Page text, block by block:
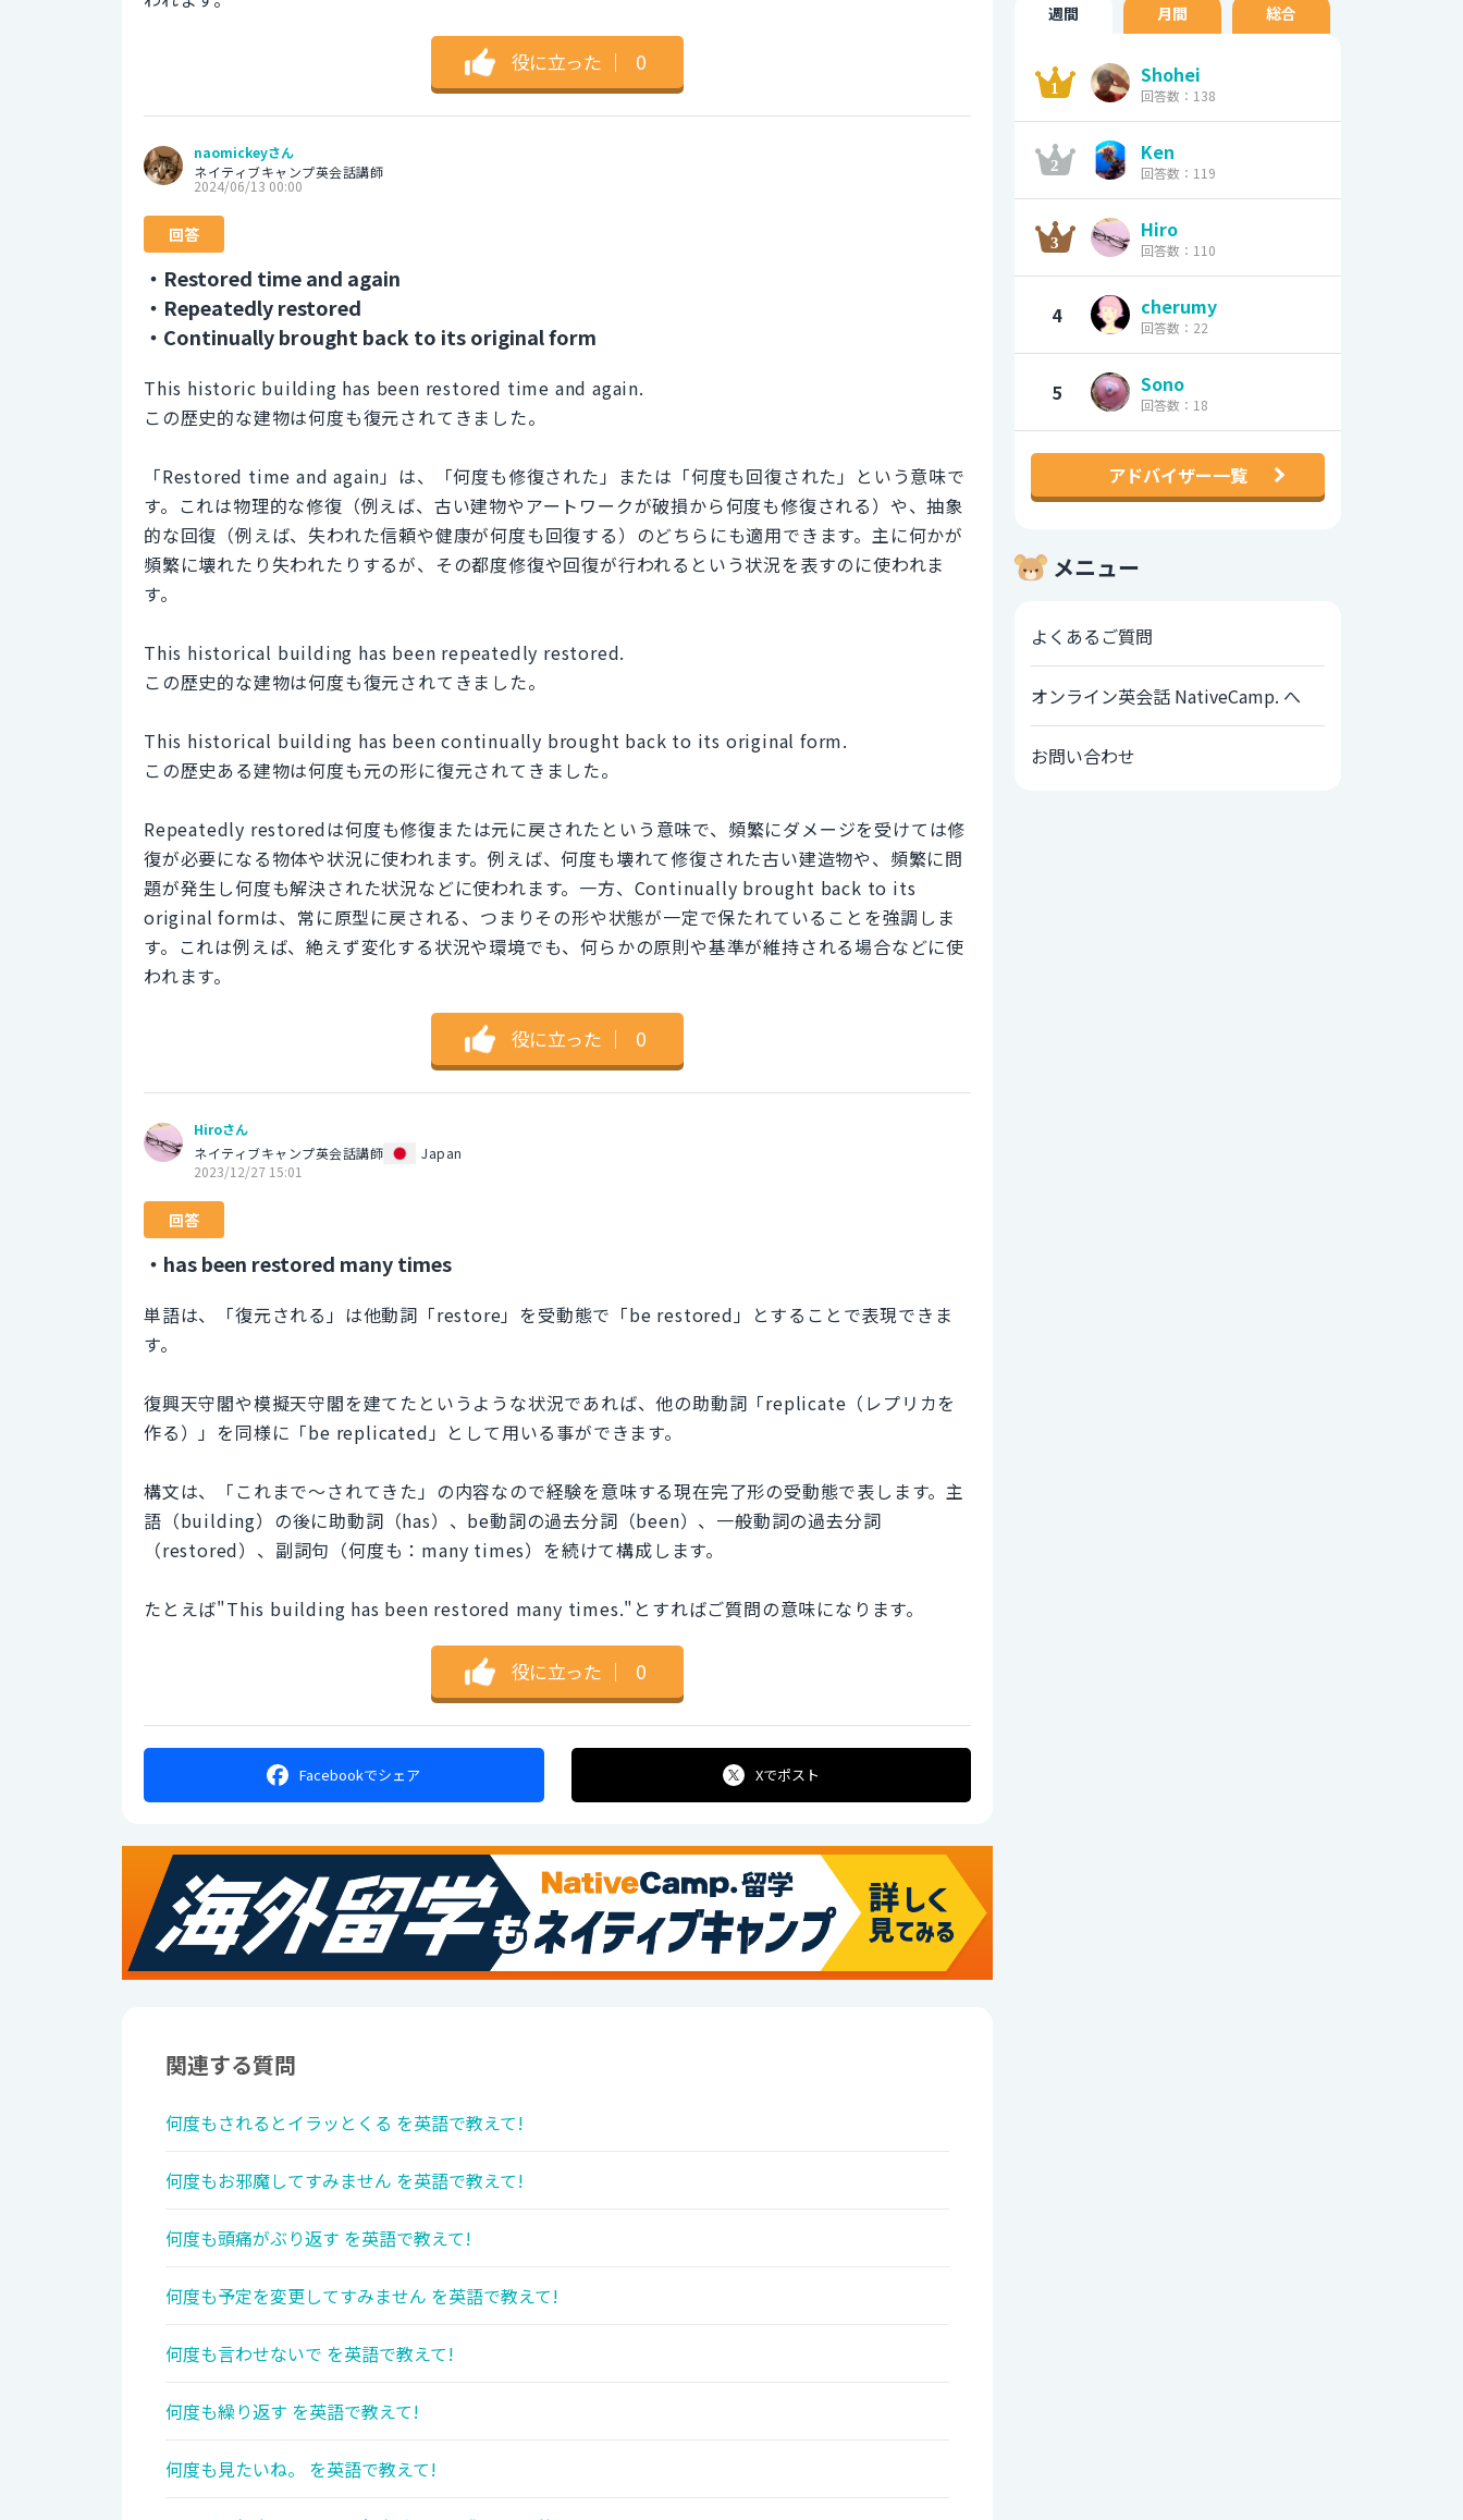
役に立った ｜ 0
naomickeyさん
ネイティブキャンプ英会話講師
2024/06/13 00:00
回答
・Restored time and again
・Repeatedly restored
・Continually brought back to its original form
This historic building has been restored time and again.
この歴史的な建物は何度も復元されてきました。
「Restored time and again」は、「何度も修復された」または「何度も回復された」という意味で
す。これは物理的な修復（例えば、古い建物やアートワークが破損から何度も修復される）や、抽象
的な回復（例えば、失われた信頼や健康が何度も回復する）のどちらにも適用できます。主に何かが
頻繁に壊れたり失われたりするが、その都度修復や回復が行われるという状況を表すのに使われま
す。
This historical building has been repeatedly restored.
この歴史的な建物は何度も復元されてきました。
This historical building has been continually brought back to its original form.
この歴史ある建物は何度も元の形に復元されてきました。
Repeatedly restoredは何度も修復または元に戻されたという意味で、頻繁にダメージを受けては修
復が必要になる物体や状況に使われます。例えば、何度も壊れて修復された古い建造物や、頻繁に問
題が発生し何度も解決された状況などに使われます。一方、Continually brought back to its
original formは、常に原型に戻される、つまりその形や状態が一定で保たれていることを強調しま
す。これは例えば、絶えず変化する状況や環境でも、何らかの原則や基準が維持される場合などに使
われます。
役に立った ｜ 0
Hiroさん
ネイティブキャンプ英会話講師
Japan
2023/12/27 15:01
回答
・has been restored many times
単語は、「復元される」は他動詞「restore」を受動態で「be restored」とすることで表現できま
す。
復興天守閣や模擬天守閣を建てたというような状況であれば、他の助動詞「replicate（レプリカを
作る）」を同様に「be replicated」として用いる事ができます。
構文は、「これまで～されてきた」の内容なので経験を意味する現在完了形の受動態で表します。主
語（building）の後に助動詞（has）、be動詞の過去分詞（been）、一般動詞の過去分詞
（restored）、副詞句（何度も：many times）を続けて構成します。
たとえば"This building has been restored many times."とすればご質問の意味になります。
役に立った ｜ 0
Facebookでシェア Xでポスト
関連する質問
何度もされるとイラッとくる を英語で教えて!
何度もお邪魔してすみません を英語で教えて!
何度も頭痛がぶり返す を英語で教えて!
何度も予定を変更してすみません を英語で教えて!
何度も言わせないで を英語で教えて!
何度も繰り返す を英語で教えて!
何度も見たいね。 を英語で教えて!
週間 月間 総合
Shohei
回答数：138
Ken
回答数：119
Hiro
回答数：110
4 cherumy
回答数：22
5 Sono
回答数：18
アドバイザー一覧
メニュー
よくあるご質問
オンライン英会話 NativeCamp. へ
お問い合わせ